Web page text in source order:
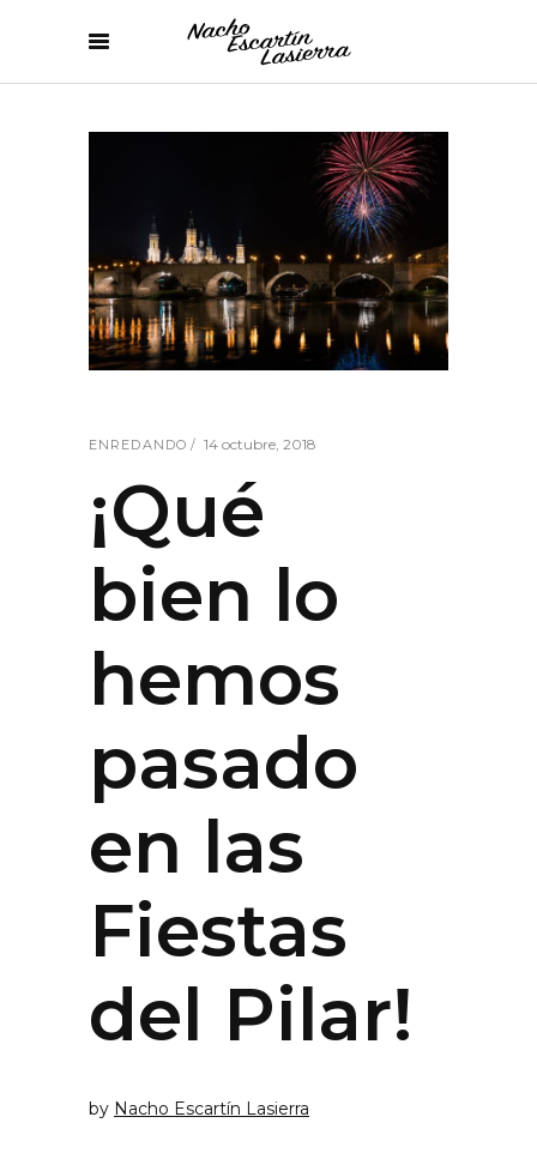
ENREDANDO 14 octubre, 2018
¡Qué
bien lo
hemos
pasado
en las
Fiestas
del Pilar!
by Nacho Escartín Lasierra